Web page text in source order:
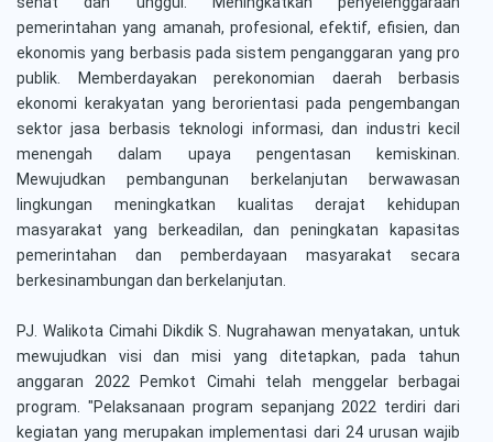
pemerintahan yang amanah, profesional, efektif, efisien, dan
ekonomis yang berbasis pada sistem penganggaran yang pro
publik. Memberdayakan perekonomian daerah berbasis
ekonomi kerakyatan yang berorientasi pada pengembangan
sektor jasa berbasis teknologi informasi, dan industri kecil
menengah dalam upaya pengentasan kemiskinan.
Mewujudkan pembangunan berkelanjutan berwawasan
lingkungan meningkatkan kualitas derajat kehidupan
masyarakat yang berkeadilan, dan peningkatan kapasitas
pemerintahan dan pemberdayaan masyarakat secara
berkesinambungan dan berkelanjutan.
PJ. Walikota Cimahi Dikdik S. Nugrahawan menyatakan, untuk
mewujudkan visi dan misi yang ditetapkan, pada tahun
anggaran 2022 Pemkot Cimahi telah menggelar berbagai
program. "Pelaksanaan program sepanjang 2022 terdiri dari
kegiatan yang merupakan implementasi dari 24 urusan wajib